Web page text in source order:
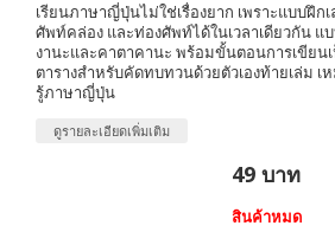
เรียนภาษาญี่ปุ่นไม่ใช่เรื่องยาก เพราะแบบฝึ
ศัพท์คล่อง และท่องศัพท์ได้ในเวลาเดียวกัน
งานะและคาตาคานะ พร้อมขั้นตอนการเขียน
ตารางสำหรับคัดทบทวนด้วยตัวเองท้ายเล่ม เ
รู้ภาษาญี่ปุ่น
ดูรายละเอียดเพิ่มเติม
49 บาท
สินค้าหมด